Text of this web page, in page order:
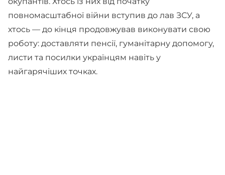
повномасштабної війни вступив до лав ЗСУ, а
хтось — до кінця продовжував виконувати свою
роботу: доставляти пенсії, гуманітарну допомогу,
листи та посилки українцям навіть у
найгарячіших точках.